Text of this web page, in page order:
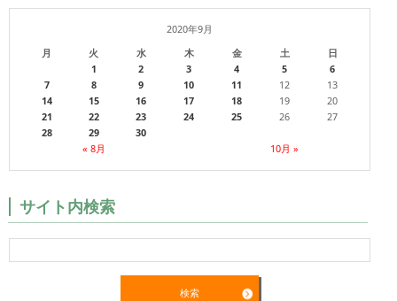
2020年9月
月
火 水 木 金 土 日
« 8月 10月 »
1 2 3 4 5
6
7
8 9 10 11 12
13
14
15 16 17 18 19
20
21
22 23 24 25 26
27
28
29 30
サイト内検索